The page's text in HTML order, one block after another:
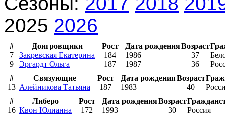
2025 2026
# Доигровщики Рост Дата рожденияВозраст
7
Закревская Екатерина 184 1986 37
9
Эргардт Ольга 187 1987 36
#
Связующие Рост Дата рожденияВозраст
13 Алейникова Татьяна 187 1983 40
#
Либеро Рост Дата рожденияВозраст
16 Квон Юлианна 172 1993 30
Россия